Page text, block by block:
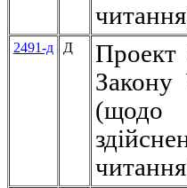
2491-д Д
Проект
Закону
(щодо